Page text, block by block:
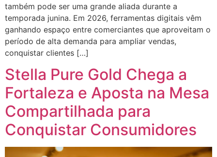
também pode ser uma grande aliada durante a
temporada junina. Em 2026, ferramentas digitais vêm
ganhando espaço entre comerciantes que aproveitam o
período de alta demanda para ampliar vendas,
conquistar clientes […]
Stella Pure Gold Chega a
Fortaleza e Aposta na Mesa
Compartilhada para
Conquistar Consumidores